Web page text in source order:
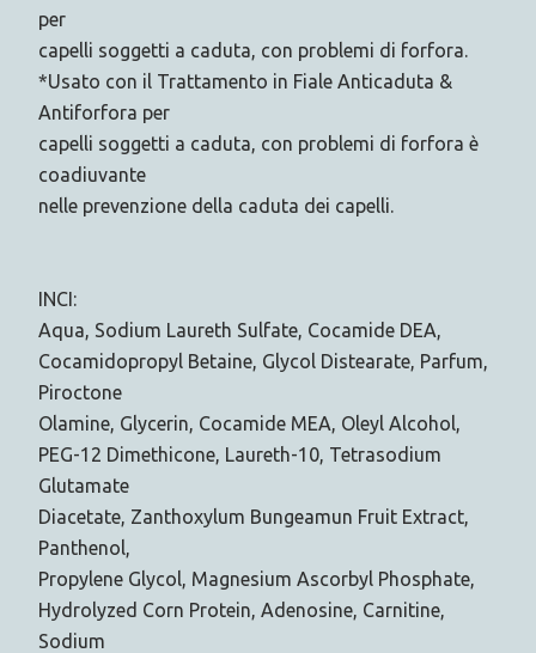
per
capelli soggetti a caduta, con problemi di forfora.
*Usato con il Trattamento in Fiale Anticaduta &
Antiforfora per
capelli soggetti a caduta, con problemi di forfora è
coadiuvante
nelle prevenzione della caduta dei capelli.
INCI:
Aqua, Sodium Laureth Sulfate, Cocamide DEA,
Cocamidopropyl Betaine, Glycol Distearate, Parfum,
Piroctone
Olamine, Glycerin, Cocamide MEA, Oleyl Alcohol,
PEG-12 Dimethicone, Laureth-10, Tetrasodium
Glutamate
Diacetate, Zanthoxylum Bungeamun Fruit Extract,
Panthenol,
Propylene Glycol, Magnesium Ascorbyl Phosphate,
Hydrolyzed Corn Protein, Adenosine, Carnitine,
Sodium